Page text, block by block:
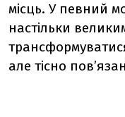
місць. У певний
настільки
але тісно